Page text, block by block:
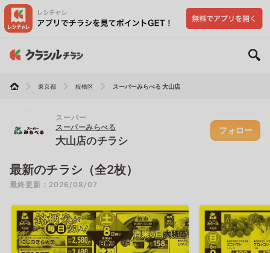
東京都 板橋区 スーパーみらべる 大山店
スーパー
スーパーみらべる
大山店のチラシ
フォロー
最新のチラシ（全2枚）
最終更新：2026/08/07